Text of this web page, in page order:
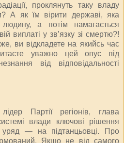
проклянуть таку владу
А як їм вірити державі, яка
а потім намага­ється
виплаті у зв’язку зі смертю?!
ви відкладете на якийсь час
уважно цей опус під
від відповідальності
Партії регіонів, глава
влади ключові рішення
уряд — на підтанцьовці. Про
Якщо не від самого